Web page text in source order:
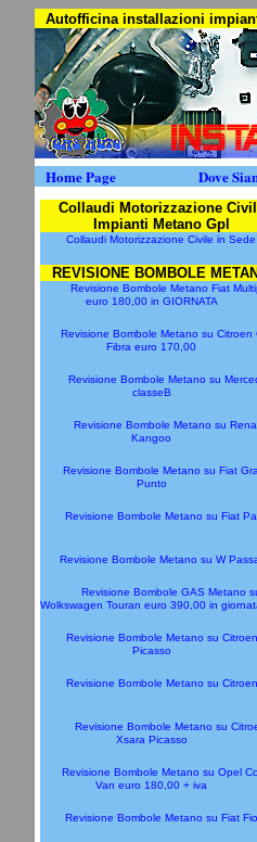
Autofficina installazioni
Home Page Dove
Collaudi Motorizzazione
Impianti Metano Gpl
Collaudi Motorizzazione Civile in Sede
REVISIONE BOMBOLE
Revisione Bombole Metano Fiat
euro 180,00 in GIORNATA
Revisione Bombole Metano su Citroen
Fibra euro 170,00
Revisione Bombole Metano su
classeB
Revisione Bombole Metano su
Kangoo
Revisione Bombole Metano su Fiat
Punto
Revisione Bombole Metano su Fiat
Revisione Bombole Metano su W
Revisione Bombole GAS Metano
Wolkswagen Touran euro 390,00 in
Revisione Bombole Metano su
Picasso
Revisione Bombole Metano su
Revisione Bombole Metano su
Xsara Picasso
Revisione Bombole Metano su Opel
Van euro 180,00 + iva
Revisione Bombole Metano su Fiat